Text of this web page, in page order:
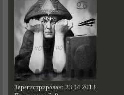
Зарегистрирован: 23.04.2013